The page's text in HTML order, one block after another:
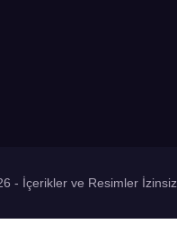
- İçerikler ve Resimler İzinsiz